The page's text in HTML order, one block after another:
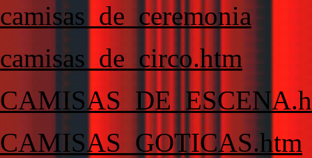
camisas_de_ceremonia
camisas_de_circo.htm
CAMISAS_GOTICAS.htm